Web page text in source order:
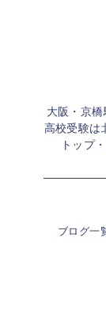
大阪・京
高校受験は
トップ
ブログ一